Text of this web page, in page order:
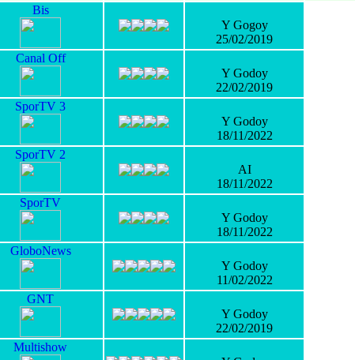
Bis
Y Gogoy
25/02/2019
Canal Off
Y Godoy
22/02/2019
SporTV 3
Y Godoy
18/11/2022
SporTV 2
AI
18/11/2022
SporTV
Y Godoy
18/11/2022
GloboNews
Y Godoy
11/02/2022
GNT
Y Godoy
22/02/2019
Multishow